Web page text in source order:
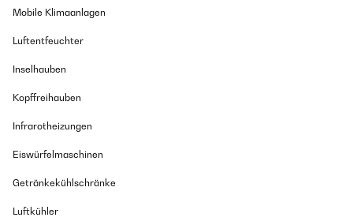
Mobile Klimaanlagen
Luftentfeuchter
Inselhauben
Kopffreihauben
Infrarotheizungen
Eiswürfelmaschinen
Getränkekühlschränke
Luftkühler